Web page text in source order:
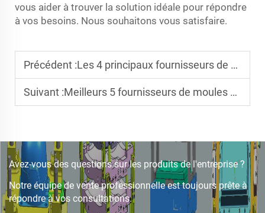
vous aider à trouver la solution idéale pour répondre
à vos besoins. Nous souhaitons vous satisfaire.
Précédent :Les 4 principaux fournisseurs de moules pour casques antiballes en PE
Suivant :Meilleurs 5 fournisseurs de moules pour panneaux de réservoirs d'eau en fibre de verre
Avez-vous des questions sur les produits de l'entreprise ?
Notre équipe de vente professionnelle est toujours prête à
répondre à vos consultations.